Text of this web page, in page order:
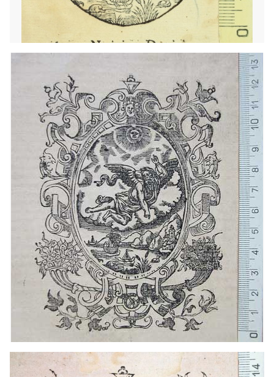
1568 - 1590 Barcelona (Cataluña)
1568 - 1590 Barcelona (Cataluña)